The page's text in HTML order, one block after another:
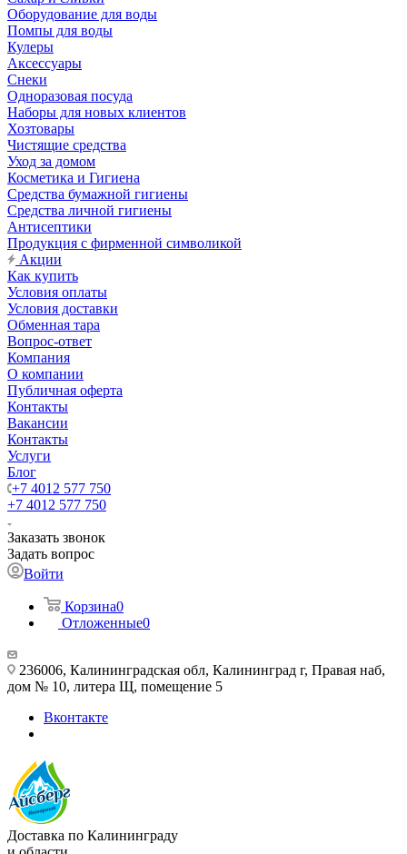
Оборудование для воды
Помпы для воды
Кулеры
Аксессуары
Снеки
Одноразовая посуда
Наборы для новых клиентов
Хозтовары
Чистящие средства
Уход за домом
Косметика и Гигиена
Средства бумажной гигиены
Средства личной гигиены
Антисептики
Продукция с фирменной символикой
Акции
Как купить
Условия оплаты
Условия доставки
Обменная тара
Вопрос-ответ
Компания
О компании
Публичная оферта
Контакты
Вакансии
Контакты
Услуги
Блог
+7 4012 577 750
+7 4012 577 750
Заказать звонок
Задать вопрос
Войти
Корзина0
Отложенные0
236006, Калининградская обл, Калининград г, Правая наб,
дом № 10, литера Щ, помещение 5
Вконтакте
Доставка по Калининграду